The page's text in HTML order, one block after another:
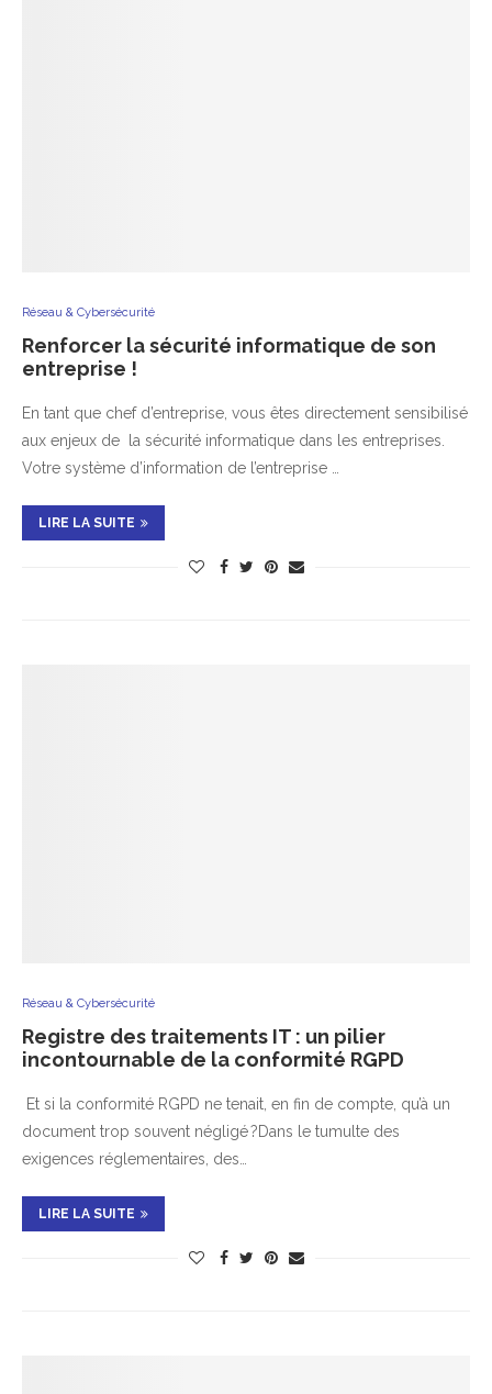
Réseau & Cybersécurité
Renforcer la sécurité informatique de son
entreprise !
En tant que chef d’entreprise, vous êtes directement sensibilisé
aux enjeux de la sécurité informatique dans les entreprises.
Votre système d’information de l’entreprise …
LIRE LA SUITE
Réseau & Cybersécurité
Registre des traitements IT : un pilier
incontournable de la conformité RGPD
Et si la conformité RGPD ne tenait, en fin de compte, qu’à un
document trop souvent négligé ?Dans le tumulte des
exigences réglementaires, des…
LIRE LA SUITE